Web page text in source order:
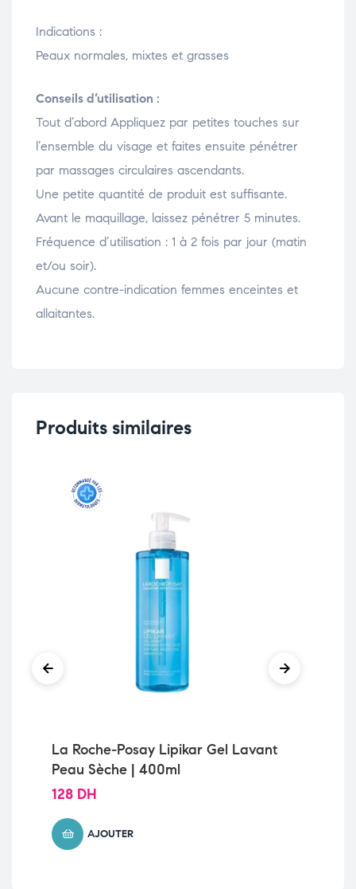
Indications :
Peaux normales, mixtes et grasses
Conseils d’utilisation :
Tout d’abord Appliquez par petites touches sur
l’ensemble du visage et faites ensuite pénétrer
par massages circulaires ascendants.
Une petite quantité de produit est suffisante.
Avant le maquillage, laissez pénétrer 5 minutes.
Fréquence d’utilisation : 1 à 2 fois par jour (matin
et/ou soir).
Aucune contre-indication femmes enceintes et
allaitantes.
Produits similaires
La Roche-Posay Lipikar Gel Lavant
Peau Sèche | 400ml
128 DH
AJOUTER